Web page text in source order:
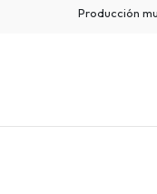
Producción